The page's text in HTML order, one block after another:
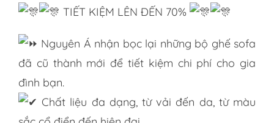
TIẾT KIỆM LÊN ĐẾN 70%
Nguyên Á nhận bọc lại những bộ ghế sofa
đã cũ thành mới để tiết kiệm chi phí cho gia
đình bạn.
Chất liệu đa dạng, từ vải đến da, từ màu